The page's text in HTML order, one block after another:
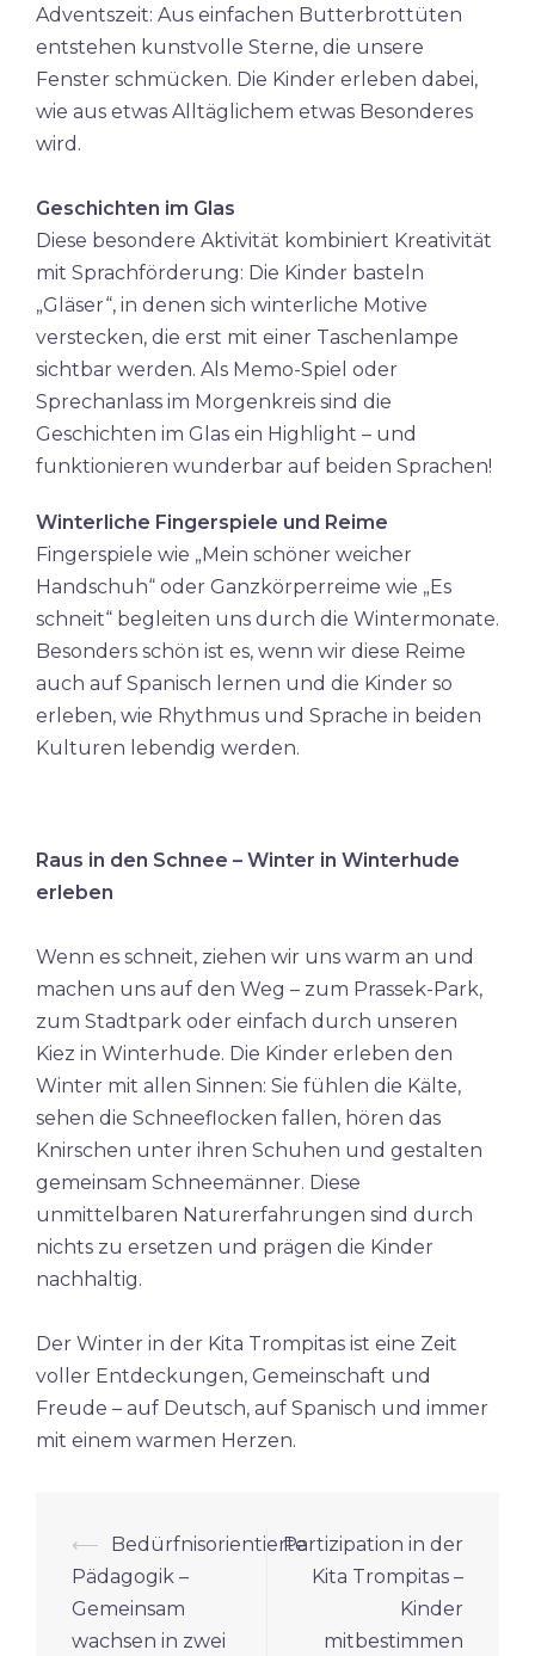
Adventszeit: Aus einfachen Butterbrottüten
entstehen kunstvolle Sterne, die unsere
Fenster schmücken. Die Kinder erleben dabei,
wie aus etwas Alltäglichem etwas Besonderes
wird.
Geschichten im Glas
Diese besondere Aktivität kombiniert Kreativität
mit Sprachförderung: Die Kinder basteln
„Gläser“, in denen sich winterliche Motive
verstecken, die erst mit einer Taschenlampe
sichtbar werden. Als Memo-Spiel oder
Sprechanlass im Morgenkreis sind die
Geschichten im Glas ein Highlight – und
funktionieren wunderbar auf beiden Sprachen!
Winterliche Fingerspiele und Reime
Fingerspiele wie „Mein schöner weicher
Handschuh“ oder Ganzkörperreime wie „Es
schneit“ begleiten uns durch die Wintermonate.
Besonders schön ist es, wenn wir diese Reime
auch auf Spanisch lernen und die Kinder so
erleben, wie Rhythmus und Sprache in beiden
Kulturen lebendig werden.
Raus in den Schnee – Winter in Winterhude
erleben
Wenn es schneit, ziehen wir uns warm an und
machen uns auf den Weg – zum Prassek-Park,
zum Stadtpark oder einfach durch unseren
Kiez in Winterhude. Die Kinder erleben den
Winter mit allen Sinnen: Sie fühlen die Kälte,
sehen die Schneeflocken fallen, hören das
Knirschen unter ihren Schuhen und gestalten
gemeinsam Schneemänner. Diese
unmittelbaren Naturerfahrungen sind durch
nichts zu ersetzen und prägen die Kinder
nachhaltig.
Der Winter in der Kita Trompitas ist eine Zeit
voller Entdeckungen, Gemeinschaft und
Freude – auf Deutsch, auf Spanisch und immer
mit einem warmen Herzen.
Beitrags-
Navigation
⟵
Bedürfnisorientierte
Pädagogik –
Gemeinsam
wachsen in zwei
Partizipation in der
Kita Trompitas –
Kinder
mitbestimmen